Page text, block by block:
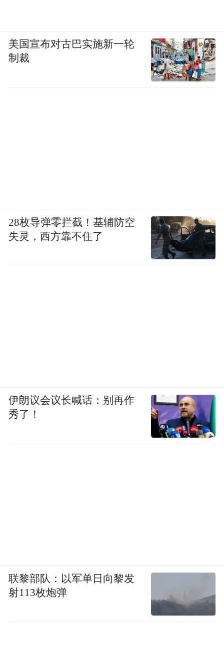
美国宣布对古巴实施新一轮
制裁
28枚导弹零拦截！基辅防空
失灵，西方靠不住了
伊朗议会议长喊话：别再作
秀了！
联黎部队：以军单日向黎发
射113枚炮弹